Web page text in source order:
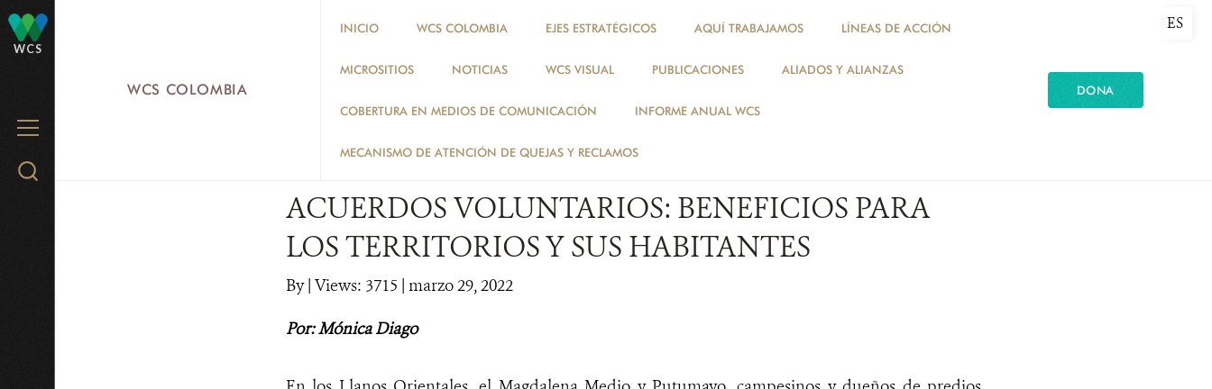
WCS
MENU
Search
WCS COLOMBIA
INICIO WCS COLOMBIA EJES ESTRATÉGICOS AQUÍ TRABAJAMOS LÍNEAS DE ACCIÓN
MICROSITIOS NOTICIAS WCS VISUAL PUBLICACIONES ALIADOS Y ALIANZAS
COBERTURA EN MEDIOS DE COMUNICACIÓN INFORME ANUAL WCS
MECANISMO DE ATENCIÓN DE QUEJAS Y RECLAMOS
DONA
ES
ESPECIES
ACUERDOS VOLUNTARIOS: BENEFICIOS PARA
LOS TERRITORIOS Y SUS HABITANTES
By| Views: 3715 | marzo 29, 2022
Por: Mónica Diago